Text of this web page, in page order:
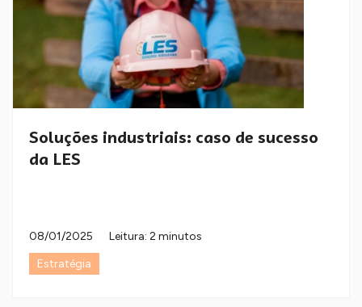
Soluções industriais: caso de sucesso
da LES
08/01/2025
Leitura: 2 minutos
Estratégia